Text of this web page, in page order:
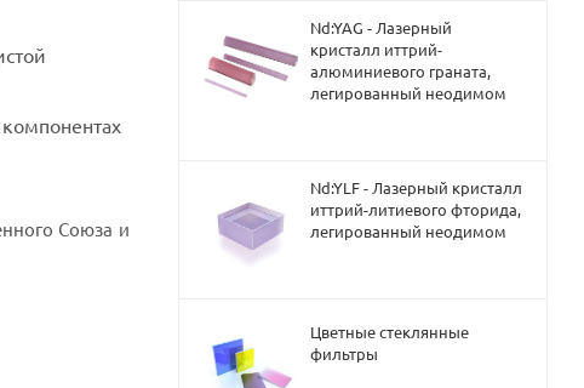
Союза и
Nd:YAG - Лазерный
кристалл иттрий-
алюминиевого граната,
легированный неодимом
Nd:YLF - Лазерный кристалл
иттрий-литиевого фторида,
легированный неодимом
Цветные стеклянные
фильтры